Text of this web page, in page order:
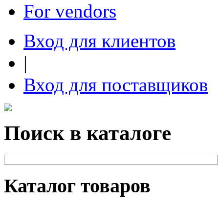
For vendors
Вход для клиентов
|
Вход для поставщиков
Поиск в каталоге
Каталог товаров